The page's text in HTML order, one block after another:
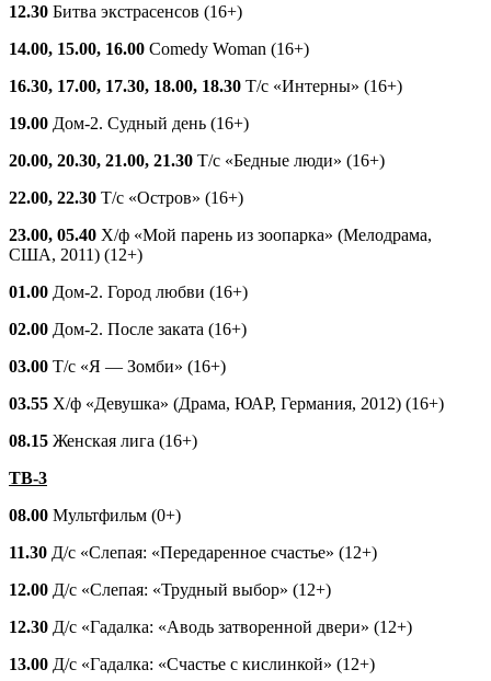
12.30 Битва экстрасенсов (16+)
14.00, 15.00, 16.00 Comedy Woman (16+)
16.30, 17.00, 17.30, 18.00, 18.30 Т/с «Интерны» (16+)
19.00 Дом-2. Судный день (16+)
20.00, 20.30, 21.00, 21.30 Т/с «Бедные люди» (16+)
22.00, 22.30 Т/с «Остров» (16+)
23.00, 05.40 Х/ф «Мой парень из зоопарка» (Мелодрама,
США, 2011) (12+)
01.00 Дом-2. Город любви (16+)
02.00 Дом-2. После заката (16+)
03.00 Т/с «Я — Зомби» (16+)
03.55 Х/ф «Девушка» (Драма, ЮАР, Германия, 2012) (16+)
08.15 Женская лига (16+)
ТВ-3
08.00 Мультфильм (0+)
11.30 Д/с «Слепая: «Передаренное счастье» (12+)
12.00 Д/с «Слепая: «Трудный выбор» (12+)
12.30 Д/с «Гадалка: «Аводь затворенной двери» (12+)
13.00 Д/с «Гадалка: «Счастье с кислинкой» (12+)